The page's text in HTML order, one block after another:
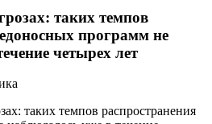
таких темпов
программ не
четырех лет